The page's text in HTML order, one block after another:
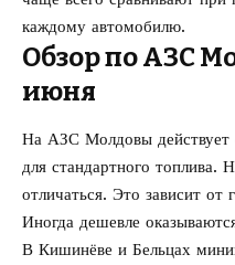
каждому автомобилю.
Обзор по АЗС
июня
На АЗС Молдовы действует
для стандартного топлива.
отличаться. Это зависит от
Иногда дешевле
В Кишинёве и Бельцах